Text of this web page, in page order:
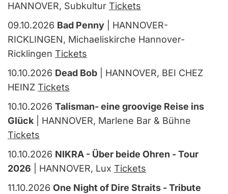
HANNOVER, Subkultur Tickets
09.10.2026 Bad Penny | HANNOVER-
RICKLINGEN, Michaeliskirche Hannover-
Ricklingen Tickets
10.10.2026 Dead Bob | HANNOVER, BEI CHEZ
HEINZ Tickets
10.10.2026 Talisman- eine groovige Reise ins
Glück | HANNOVER, Marlene Bar & Bühne
Tickets
10.10.2026 NIKRA - Über beide Ohren - Tour
2026 | HANNOVER, Lux Tickets
11.10.2026 One Night of Dire Straits - Tribute